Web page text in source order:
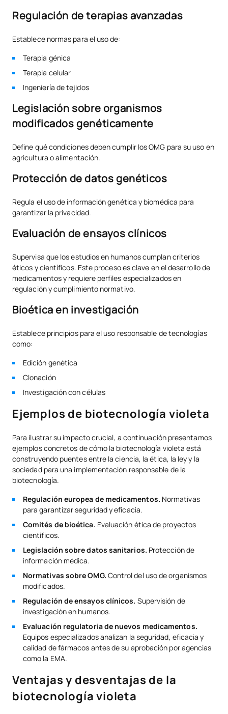
Regulación de terapias avanzadas
Establece normas para el uso de:
Terapia génica
Terapia celular
Ingeniería de tejidos
Legislación sobre organismos
modificados genéticamente
Define qué condiciones deben cumplir los OMG para su uso en
agricultura o alimentación.
Protección de datos genéticos
Regula el uso de información genética y biomédica para
garantizar la privacidad.
Evaluación de ensayos clínicos
Supervisa que los estudios en humanos cumplan criterios
éticos y científicos. Este proceso es clave en el desarrollo de
medicamentos y requiere perfiles especializados en
regulación y cumplimiento normativo.
Bioética en investigación
Establece principios para el uso responsable de tecnologías
como:
Edición genética
Clonación
Investigación con células
Ejemplos de biotecnología violeta
Para ilustrar su impacto crucial, a continuación presentamos
ejemplos concretos de cómo la biotecnología violeta está
construyendo puentes entre la ciencia, la ética, la ley y la
sociedad para una implementación responsable de la
biotecnología.
Regulación europea de medicamentos. Normativas
para garantizar seguridad y eficacia.
Comités de bioética. Evaluación ética de proyectos
científicos.
Legislación sobre datos sanitarios. Protección de
información médica.
Normativas sobre OMG. Control del uso de organismos
modificados.
Regulación de ensayos clínicos. Supervisión de
investigación en humanos.
Evaluación regulatoria de nuevos medicamentos.
Equipos especializados analizan la seguridad, eficacia y
calidad de fármacos antes de su aprobación por agencias
como la EMA.
Ventajas y desventajas de la
biotecnología violeta